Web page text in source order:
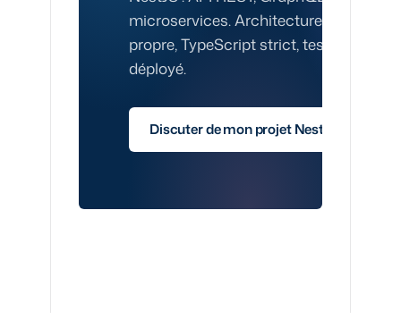
microservices. Architecture
propre, TypeScript strict, testé et
déployé.
Discuter de mon projet NestJS